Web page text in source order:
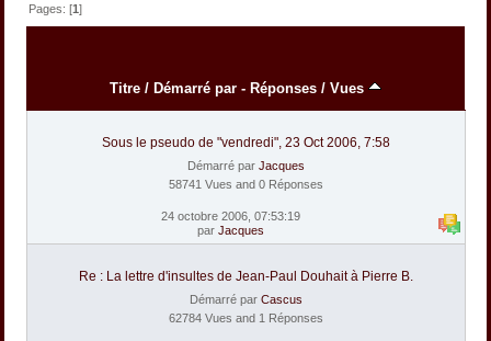
Pages: [1]
Titre / Démarré par - Réponses / Vues
Sous le pseudo de "vendredi", 23 Oct 2006, 7:58
Démarré par Jacques
58741 Vues and 0 Réponses
24 octobre 2006, 07:53:19
par Jacques
Re : La lettre d'insultes de Jean-Paul Douhait à Pierre B.
Démarré par Cascus
62784 Vues and 1 Réponses